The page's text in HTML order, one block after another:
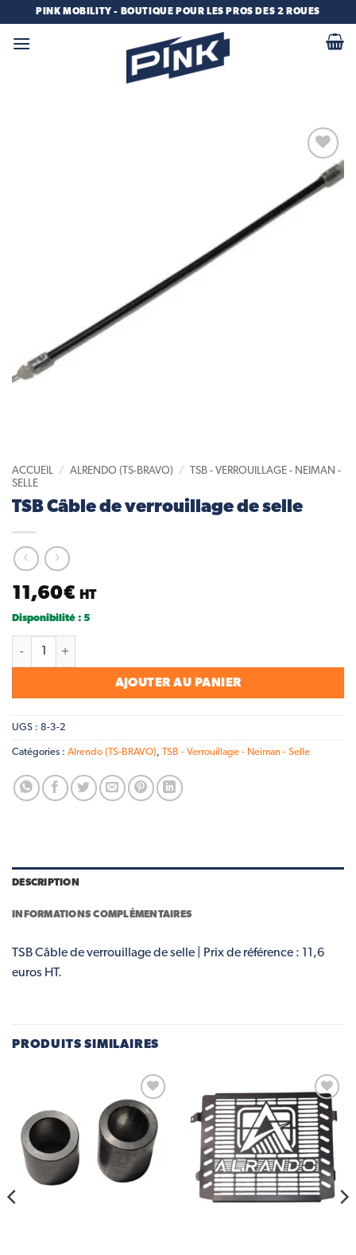
contenu
PINK MOBILITY - BOUTIQUE POUR LES PROS DES 2 ROUES
Add to
wishlist
ACCUEIL / ALRENDO (TS-BRAVO) /
TSB - VERROUILLAGE - NEIMAN -
SELLE
TSB Câble de verrouillage de selle
11,60€ HT
Disponibilité : 5
quantité de TSB Câble de verrouillage de selle
AJOUTER AU PANIER
UGS : 8-3-2
Catégories : Alrendo (TS-BRAVO), TSB - Verrouillage - Neiman - Selle
DESCRIPTION
INFORMATIONS COMPLÉMENTAIRES
TSB Câble de verrouillage de selle | Prix de référence : 11,6
euros HT.
PRODUITS SIMILAIRES
Add to
wishlist
Add to
wishlist